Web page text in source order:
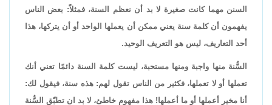
السنن مهما كانت صغيرة لا بد أن نعظم السنة، فمثلاً: بعض الناس
يفهمون أن كلمة سنة يعني ممكن أن يعملها الواحد أو أن يتركها، هذا
أحد التعاريف، ليس هو التعريف الوحيد.
السُّنة منها واجبة ومنها مستحبة، ليست كلمة السنة دائمًا تعني أنك
تعملها أو لا تعملها، فكثير من الناس تقول لهم: هذه سنة، فيقول لك:
أنا مخير أعملها أو ما أعملها! هذا مفهوم خاطئ، لا بد ان تطبّق السُّنة